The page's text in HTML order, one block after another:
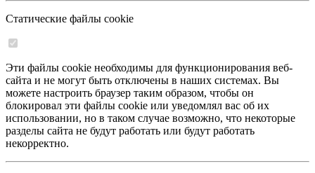
Статические файлы cookie
Эти файлы cookie необходимы для функционирования веб-
сайта и не могут быть отключены в наших системах. Вы
можете настроить браузер таким образом, чтобы он
блокировал эти файлы cookie или уведомлял вас об их
использовании, но в таком случае возможно, что некоторые
разделы сайта не будут работать или будут работать
некорректно.